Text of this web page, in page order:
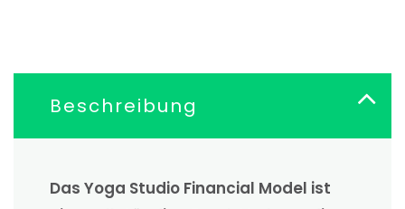
Beschreibung
Das Yoga Studio Financial Model ist